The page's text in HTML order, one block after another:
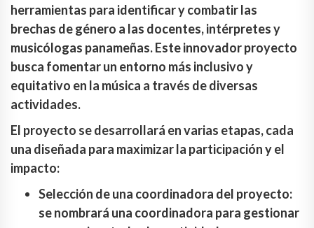
herramientas para identificar y combatir las
brechas de género a las docentes, intérpretes y
musicólogas panameñas. Este innovador proyecto
busca fomentar un entorno más inclusivo y
equitativo en la música a través de diversas
actividades.
El proyecto se desarrollará en varias etapas, cada
una diseñada para maximizar la participación y el
impacto:
Selección de una coordinadora del proyecto:
se nombrará una coordinadora para gestionar